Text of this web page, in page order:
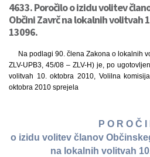
4633. Poročilo o izidu volitev
Občini Zavrč na lokalnih volitvah
13096.
Na podlagi 90. člena Zakona o lokalnih
ZLV-UPB3, 45/08 – ZLV-H) je, po
volitvah 10. oktobra 2010, Volilna
oktobra 2010 sprejela
P O R O Č I
o izidu volitev članov
na lokalnih volitvah